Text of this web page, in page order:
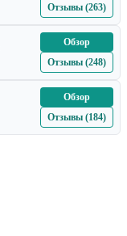
Отзывы (263)
Обзор
Отзывы (248)
Обзор
Отзывы (184)